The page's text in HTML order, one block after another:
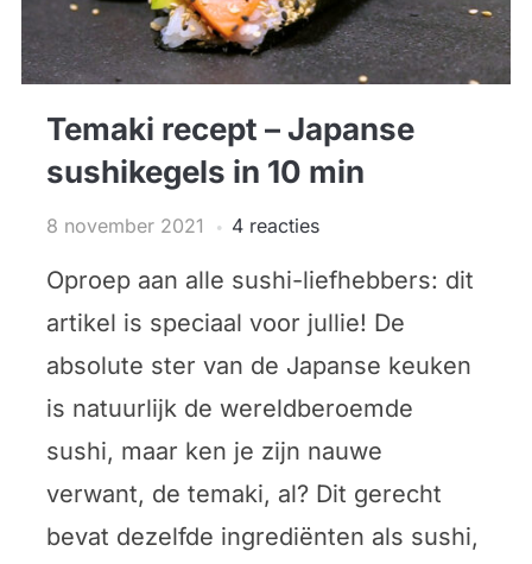
Temaki recept – Japanse
sushikegels in 10 min
8 november 2021 4 reacties
Oproep aan alle sushi-liefhebbers: dit
artikel is speciaal voor jullie! De
absolute ster van de Japanse keuken
is natuurlijk de wereldberoemde
sushi, maar ken je zijn nauwe
verwant, de temaki, al? Dit gerecht
bevat dezelfde ingrediënten als sushi,